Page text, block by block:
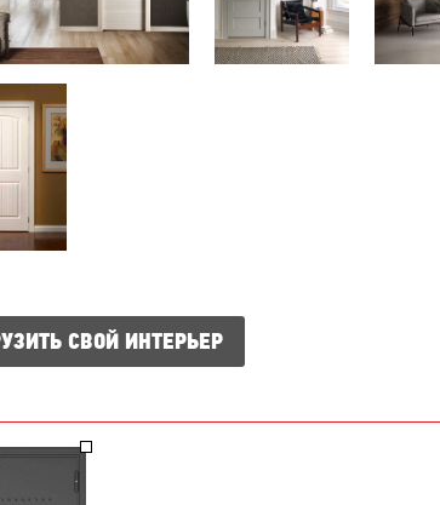
СВОЙ ИНТЕРЬЕР